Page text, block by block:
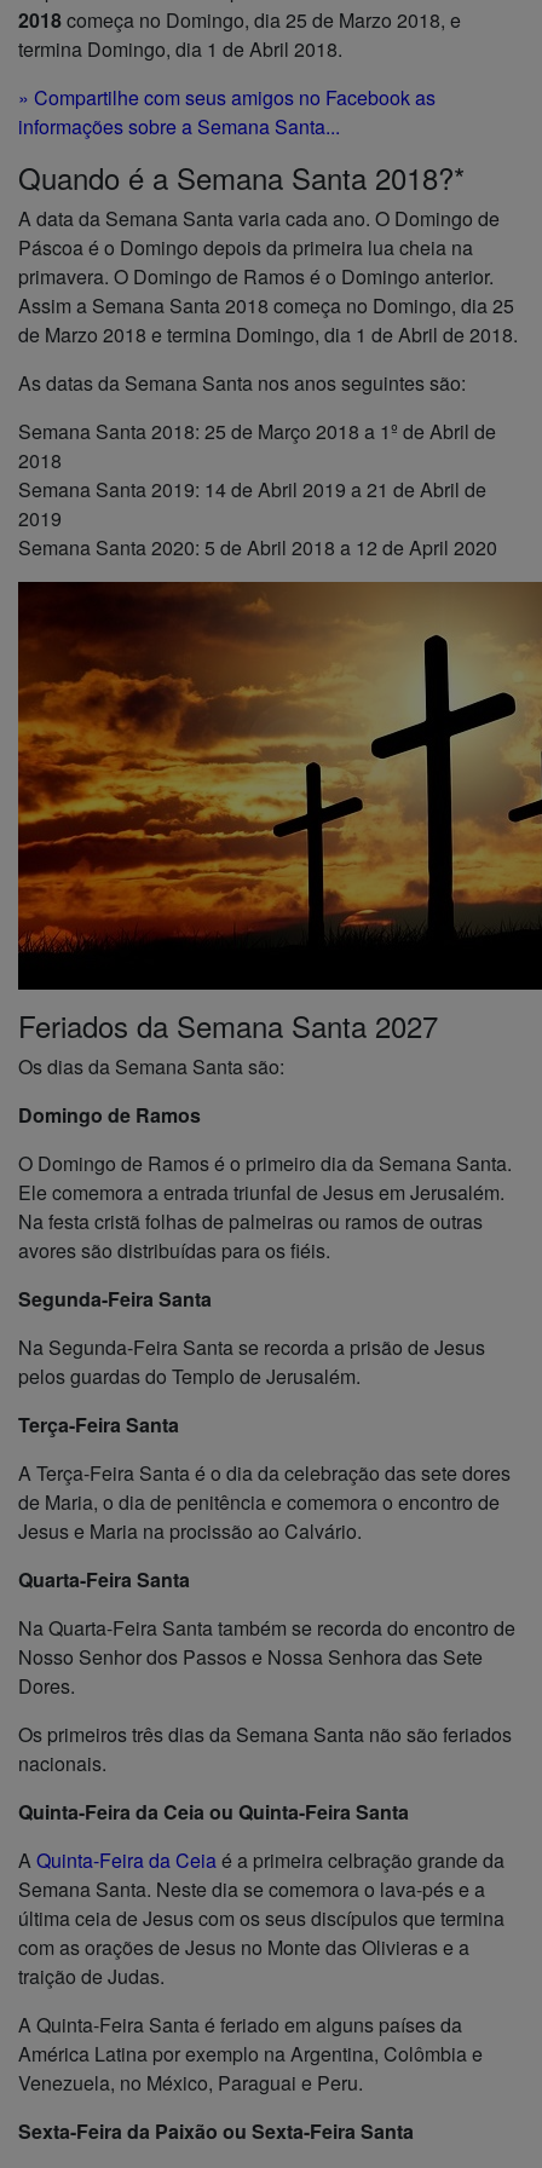
2018começa no Domingo, dia 25 de Marzo 2018, e
termina Domingo, dia 1 de Abril 2018.
» Compartilhe com seus amigos no Facebook as
informações sobre a Semana Santa...
Quando é a Semana Santa 2018?*
A data da Semana Santa varia cada ano. O Domingo de
Páscoa é o Domingo depois da primeira lua cheia na
primavera. O Domingo de Ramos é o Domingo anterior.
Assim a Semana Santa 2018 começa no Domingo, dia 25
de Marzo 2018 e termina Domingo, dia 1 de Abril de 2018.
As datas da Semana Santa nos anos seguintes são:
Semana Santa 2018: 25 de Março 2018 a 1º de Abril de
2018
Semana Santa 2019: 14 de Abril 2019 a 21 de Abril de
2019
Semana Santa 2020: 5 de Abril 2018 a 12 de April 2020
Feriados da Semana Santa 2027
Os dias da Semana Santa são:
Domingo de Ramos
O Domingo de Ramos é o primeiro dia da Semana Santa.
Ele comemora a entrada triunfal de Jesus em Jerusalém.
Na festa cristã folhas de palmeiras ou ramos de outras
avores são distribuídas para os fiéis.
Segunda-Feira Santa
Na Segunda-Feira Santa se recorda a prisão de Jesus
pelos guardas do Templo de Jerusalém.
Terça-Feira Santa
A Terça-Feira Santa é o dia da celebração das sete dores
de Maria, o dia de penitência e comemora o encontro de
Jesus e Maria na procissão ao Calvário.
Quarta-Feira Santa
Na Quarta-Feira Santa também se recorda do encontro de
Nosso Senhor dos Passos e Nossa Senhora das Sete
Dores.
Os primeiros três dias da Semana Santa não são feriados
nacionais.
Quinta-Feira da Ceia ou Quinta-Feira Santa
AQuinta-Feira da Ceiaé a primeira celbração grande da
Semana Santa. Neste dia se comemora o lava-pés e a
última ceia de Jesus com os seus discípulos que termina
com as orações de Jesus no Monte das Olivieras e a
traição de Judas.
A Quinta-Feira Santa é feriado em alguns países da
América Latina por exemplo na Argentina, Colômbia e
Venezuela, no México, Paraguai e Peru.
Sexta-Feira da Paixão ou Sexta-Feira Santa